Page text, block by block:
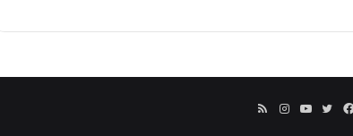
فيسبوك
تويتريوتيوبانستقرام
ملخص